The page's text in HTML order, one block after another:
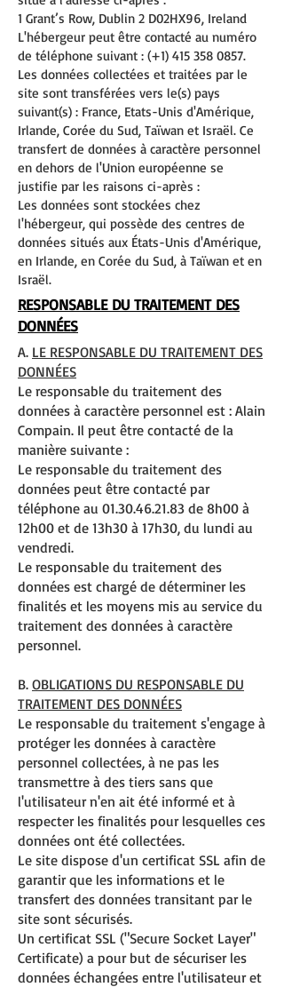
1 Grant’s Row, Dublin 2 D02HX96, Ireland
L'hébergeur peut être contacté au numéro
de téléphone suivant : (+1) 415 358 0857.
Les données collectées et traitées par le
site sont transférées vers le(s) pays
suivant(s) : France, Etats-Unis d'Amérique,
Irlande, Corée du Sud, Taïwan et Israël. Ce
transfert de données à caractère personnel
en dehors de l'Union européenne se
justifie par les raisons ci-après :
Les données sont stockées chez
l'hébergeur, qui possède des centres de
données situés aux États-Unis d'Amérique,
en Irlande, en Corée du Sud, à Taïwan et en
Israël.
RESPONSABLE DU TRAITEMENT DES
DONNÉES
A. LE RESPONSABLE DU TRAITEMENT DES
DONNÉES
Le responsable du traitement des
données à caractère personnel est : Alain
Compain. Il peut être contacté de la
manière suivante :
Le responsable du traitement des
données peut être contacté par
téléphone au 01.30.46.21.83 de 8h00 à
12h00 et de 13h30 à 17h30, du lundi au
vendredi.
Le responsable du traitement des
données est chargé de déterminer les
finalités et les moyens mis au service du
traitement des données à caractère
personnel.
B. OBLIGATIONS DU RESPONSABLE DU
TRAITEMENT DES DONNÉES
Le responsable du traitement s'engage à
protéger les données à caractère
personnel collectées, à ne pas les
transmettre à des tiers sans que
l'utilisateur n'en ait été informé et à
respecter les finalités pour lesquelles ces
données ont été collectées.
Le site dispose d'un certificat SSL afin de
garantir que les informations et le
transfert des données transitant par le
site sont sécurisés.
Un certificat SSL ("Secure Socket Layer"
Certificate) a pour but de sécuriser les
données échangées entre l'utilisateur et